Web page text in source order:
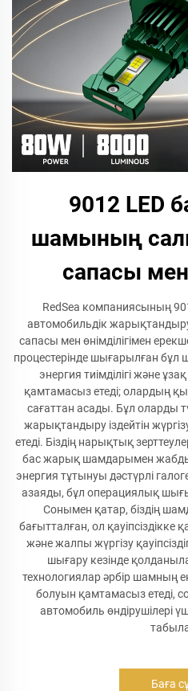
9012 LED
шамының
сапасы мен
RedSea компаниясының
автомобильдік
сапасы мен өнімділігімен
процестерінде шығарылған
энергия тиімділігі және
қамтамасыз етеді; олардың
сағаттан асады. Бұл оларды
жарықтандыру іздейтін
етеді. Біздің нарықтық
бас жарық шамдарымен
энергия тұтынуы дәстүрлі
азаяды, бұл операциялық
Сонымен қатар, біздің
бағытталған, ол
және жалпы жүргізу
шығару кезінде
технологиялар әрбір шамның
болуын қамтамасыз етеді,
автомобиль өндірушілері
Баға